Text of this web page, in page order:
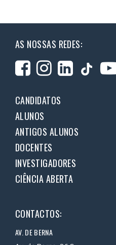
AS NOSSAS REDES:
CANDIDATOS
ALUNOS
ANTIGOS ALUNOS
DOCENTES
INVESTIGADORES
CIÊNCIA ABERTA
CONTACTOS:
AV. DE BERNA